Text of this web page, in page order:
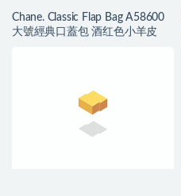
Chane. Classic Flap Bag A58600
大號經典口蓋包 酒红色小羊皮